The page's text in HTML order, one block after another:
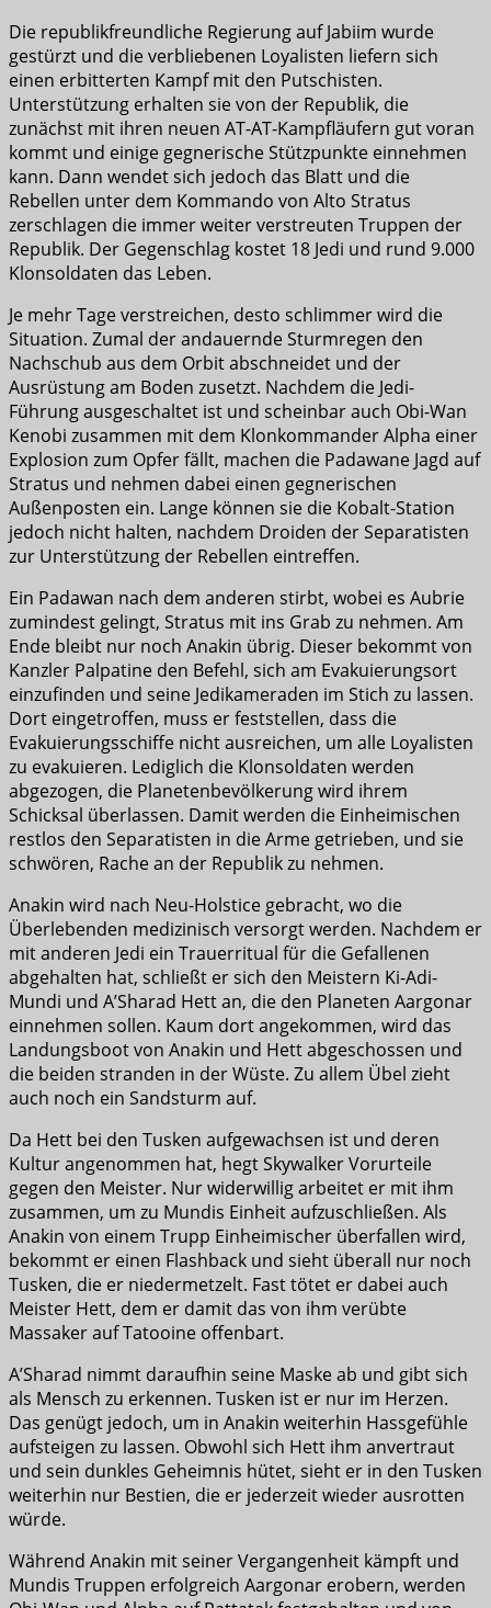
Die republikfreundliche Regierung auf Jabiim wurde
gestürzt und die verbliebenen Loyalisten liefern sich
einen erbitterten Kampf mit den Putschisten.
Unterstützung erhalten sie von der Republik, die
zunächst mit ihren neuen AT-AT-Kampfläufern gut voran
kommt und einige gegnerische Stützpunkte einnehmen
kann. Dann wendet sich jedoch das Blatt und die
Rebellen unter dem Kommando von Alto Stratus
zerschlagen die immer weiter verstreuten Truppen der
Republik. Der Gegenschlag kostet 18 Jedi und rund 9.000
Klonsoldaten das Leben.
Je mehr Tage verstreichen, desto schlimmer wird die
Situation. Zumal der andauernde Sturmregen den
Nachschub aus dem Orbit abschneidet und der
Ausrüstung am Boden zusetzt. Nachdem die Jedi-
Führung ausgeschaltet ist und scheinbar auch Obi-Wan
Kenobi zusammen mit dem Klonkommander Alpha einer
Explosion zum Opfer fällt, machen die Padawane Jagd auf
Stratus und nehmen dabei einen gegnerischen
Außenposten ein. Lange können sie die Kobalt-Station
jedoch nicht halten, nachdem Droiden der Separatisten
zur Unterstützung der Rebellen eintreffen.
Ein Padawan nach dem anderen stirbt, wobei es Aubrie
zumindest gelingt, Stratus mit ins Grab zu nehmen. Am
Ende bleibt nur noch Anakin übrig. Dieser bekommt von
Kanzler Palpatine den Befehl, sich am Evakuierungsort
einzufinden und seine Jedikameraden im Stich zu lassen.
Dort eingetroffen, muss er feststellen, dass die
Evakuierungsschiffe nicht ausreichen, um alle Loyalisten
zu evakuieren. Lediglich die Klonsoldaten werden
abgezogen, die Planetenbevölkerung wird ihrem
Schicksal überlassen. Damit werden die Einheimischen
restlos den Separatisten in die Arme getrieben, und sie
schwören, Rache an der Republik zu nehmen.
Anakin wird nach Neu-Holstice gebracht, wo die
Überlebenden medizinisch versorgt werden. Nachdem er
mit anderen Jedi ein Trauerritual für die Gefallenen
abgehalten hat, schließt er sich den Meistern Ki-Adi-
Mundi und A’Sharad Hett an, die den Planeten Aargonar
einnehmen sollen. Kaum dort angekommen, wird das
Landungsboot von Anakin und Hett abgeschossen und
die beiden stranden in der Wüste. Zu allem Übel zieht
auch noch ein Sandsturm auf.
Da Hett bei den Tusken aufgewachsen ist und deren
Kultur angenommen hat, hegt Skywalker Vorurteile
gegen den Meister. Nur widerwillig arbeitet er mit ihm
zusammen, um zu Mundis Einheit aufzuschließen. Als
Anakin von einem Trupp Einheimischer überfallen wird,
bekommt er einen Flashback und sieht überall nur noch
Tusken, die er niedermetzelt. Fast tötet er dabei auch
Meister Hett, dem er damit das von ihm verübte
Massaker auf Tatooine offenbart.
A’Sharad nimmt daraufhin seine Maske ab und gibt sich
als Mensch zu erkennen. Tusken ist er nur im Herzen.
Das genügt jedoch, um in Anakin weiterhin Hassgefühle
aufsteigen zu lassen. Obwohl sich Hett ihm anvertraut
und sein dunkles Geheimnis hütet, sieht er in den Tusken
weiterhin nur Bestien, die er jederzeit wieder ausrotten
würde.
Während Anakin mit seiner Vergangenheit kämpft und
Mundis Truppen erfolgreich Aargonar erobern, werden